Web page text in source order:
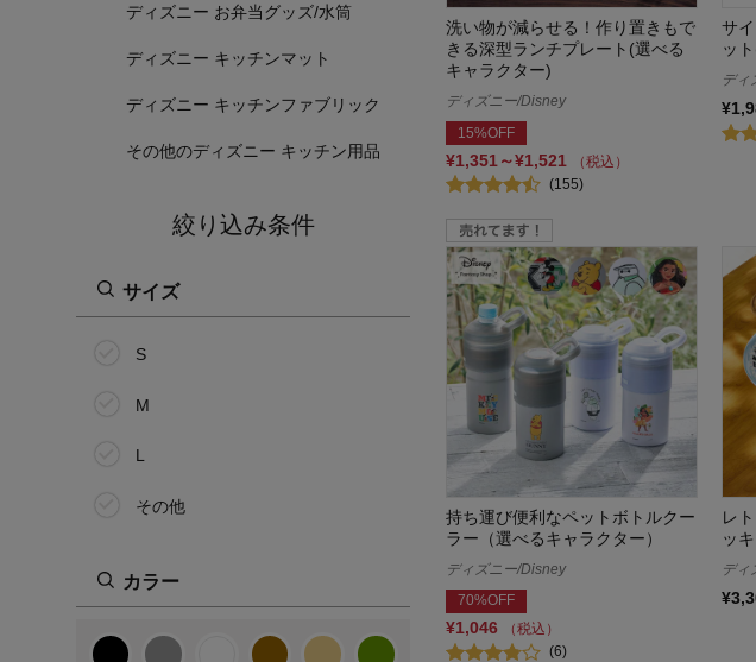
ディズニー お弁当グッズ/水筒
ディズニー キッチンマット
ディズニー キッチンファブリック
その他のディズニー キッチン用品
絞り込み条件
サイズ
S
M
L
その他
カラー
洗い物が減らせる！作り置きもで
きる深型ランチプレート(選べる
キャラクター)
ディズニー/Disney
15%OFF
¥1,351～¥1,521
（税込）
(155)
サ
ッ
ディ
持ち運び便利なペットボトルクー
ラー（選べるキャラクター）
ディズニー/Disney
70%OFF
¥1,046
（税込）
(6)
レ
ッ
ディ